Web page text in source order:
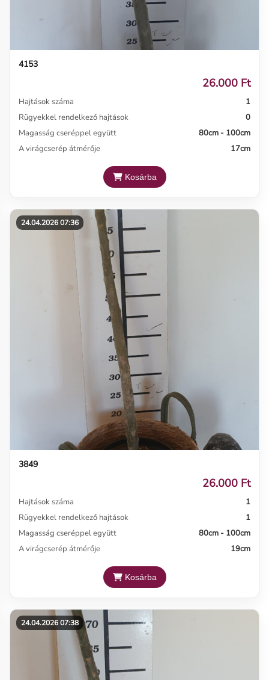
4153
26.000 Ft
Hajtások száma
1
Rügyekkel rendelkező hajtások
0
Magasság cseréppel együtt
80cm - 100cm
A virágcserép átmérője
17cm
Kosárba
24.04.2026 07:36
3849
26.000 Ft
Hajtások száma
1
Rügyekkel rendelkező hajtások
1
Magasság cseréppel együtt
80cm - 100cm
A virágcserép átmérője
19cm
Kosárba
24.04.2026 07:38